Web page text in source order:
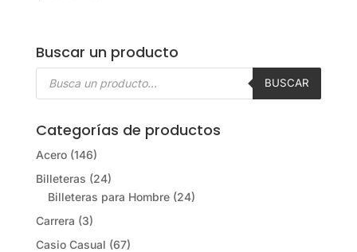
Buscar un producto
Búsqueda
BUSCAR
Categorías de productos
Acero (146)
Billeteras (24)
Billeteras para Hombre (24)
Carrera (3)
Casio Casual (67)